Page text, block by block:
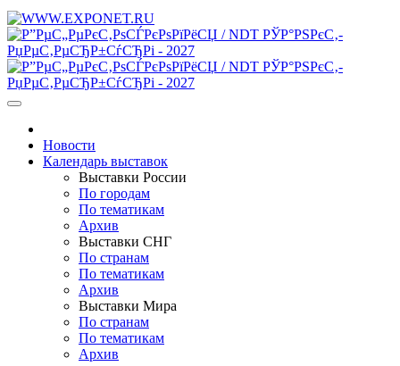
Новости
Календарь выставок
Выставки России
По городам
По тематикам
Архив
Выставки СНГ
По странам
По тематикам
Архив
Выставки Мира
По странам
По тематикам
Архив